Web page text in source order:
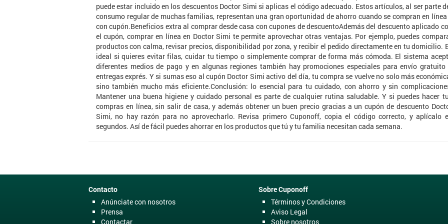
puede estar incluido en los descuentos Doctor Simi si aplicas el código adecuado. Estos artículos, al ser parte
consumo regular de muchas familias, representan una gran oportunidad de ahorro cuando se compran en
con cupón.Beneficios extra al comprar desde casa con cupones de descuentoAdemás del descuento aplicado
el cupón, comprar en línea en Doctor Simi te permite aprovechar otras ventajas. Por ejemplo, puedes
productos con calma, revisar precios, disponibilidad por zona, y recibir el pedido directamente en tu domicilio.
ideal si quieres evitar filas, cuidar tu tiempo o simplemente comprar de forma más cómoda. El sistema
diferentes medios de pago y en algunas regiones también hay promociones especiales para envío gratuito
entregas exprés. Y si sumas eso al cupón Doctor Simi activo del día, tu compra se vuelve no solo más
sino también mucho más eficiente.Conclusión: lo esencial para tu cuidado, con ahorro y sin
Mantener una buena higiene y cuidado personal es parte de cualquier rutina saludable. Y si puedes hacer
compras en línea, sin salir de casa, y además obtener un buen precio gracias a un cupón de descuento
Simi, no hay razón para no aprovecharlo. Revisa primero Cuponoff, copia el código correcto, y aplícalo
segundos. Así de fácil puedes ahorrar en los productos que tú y tu familia necesitan cada semana.
Contacto
Anúnciate con nosotros
Prensa
Contactar
Sobre Cuponoff
Términos y Condiciones
Aviso Legal
Sobre nosotros